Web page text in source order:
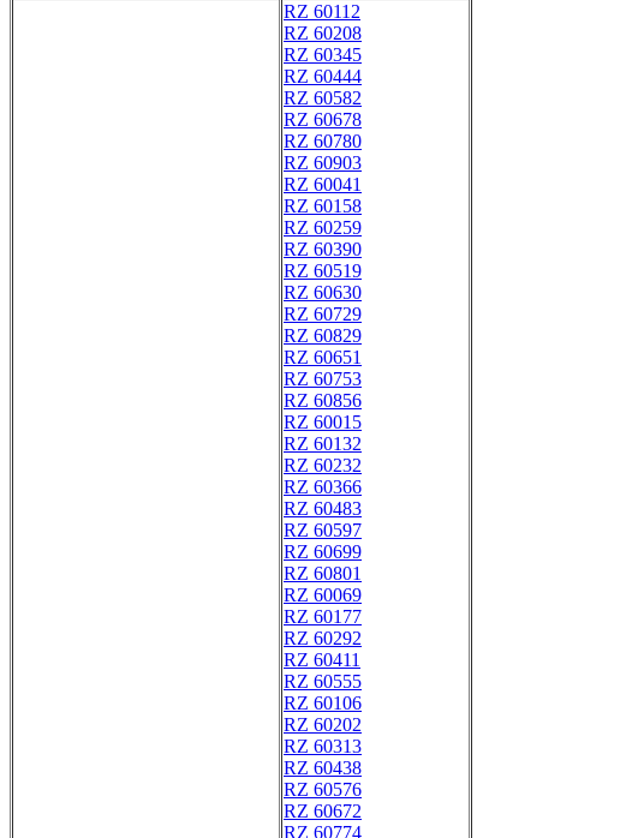
RZ 60112
RZ 60208
RZ 60345
RZ 60444
RZ 60582
RZ 60678
RZ 60780
RZ 60903
RZ 60041
RZ 60158
RZ 60259
RZ 60390
RZ 60519
RZ 60630
RZ 60729
RZ 60829
RZ 60651
RZ 60753
RZ 60856
RZ 60015
RZ 60132
RZ 60232
RZ 60366
RZ 60483
RZ 60597
RZ 60699
RZ 60801
RZ 60069
RZ 60177
RZ 60292
RZ 60411
RZ 60555
RZ 60106
RZ 60202
RZ 60313
RZ 60438
RZ 60576
RZ 60672
RZ 60774